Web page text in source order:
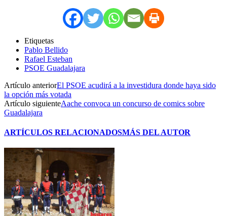
Etiquetas
Pablo Bellido
Rafael Esteban
PSOE Guadalajara
Artículo anteriorEl PSOE acudirá a la investidura donde haya sido
la opción más votada
Artículo siguienteAache convoca un concurso de comics sobre
Guadalajara
ARTÍCULOS RELACIONADOSMÁS DEL AUTOR